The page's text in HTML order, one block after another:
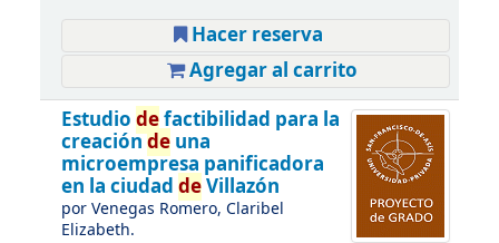
Hacer reserva
Agregar al carrito
Estudio defactibilidad para la
creacióndeuna
microempresa panificadora
en la ciudad deVillazón
porVenegas Romero, Claribel
Elizabeth.